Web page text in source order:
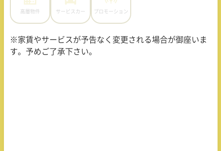
高層物件 サービスカー プロモーション
※家賃やサービスが予告なく変更される場合が御座いま
す。予めご了承下さい。